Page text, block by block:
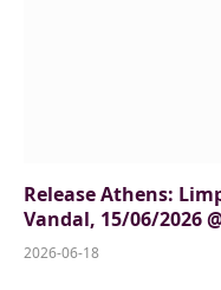
Release Athens:
Vandal, 15/06/2026
2026-06-18